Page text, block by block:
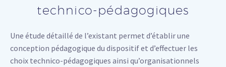
technico-pédagogiques
Une étude détaillé de l’existant permet d’établir une
conception pédagogique du dispositif et d’effectuer les
choix technico-pédagogiques ainsi qu’organisationnels